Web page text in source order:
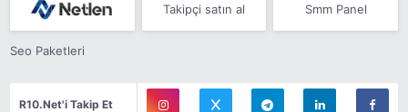
Takipçi satın al Smm Panel
Seo Paketleri
R10.Net'i Takip Et